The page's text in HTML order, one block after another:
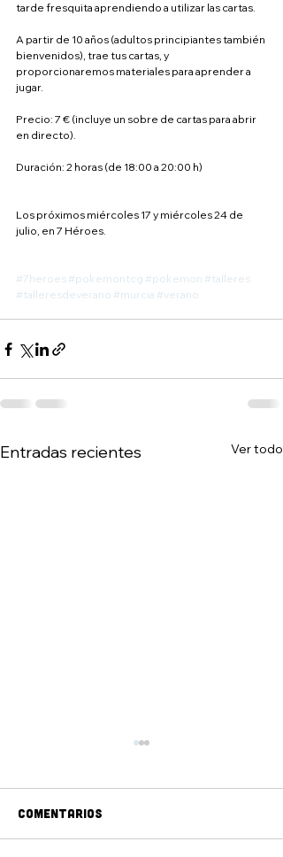
tarde fresquita aprendiendo a utilizar las cartas.
A partir de 10 años (adultos principiantes también
bienvenidos), trae tus cartas, y
proporcionaremos materiales para aprender a
jugar.
Precio: 7 € (incluye un sobre de cartas para abrir
en directo).
Duración: 2 horas (de 18:00 a 20:00 h)
Los próximos miércoles 17 y miércoles 24 de
julio, en 7 Héroes.
#7heroes #pokemontcg #pokemon #talleres
#talleresdeverano #murcia #verano
Entradas recientes Ver todo
Comentarios